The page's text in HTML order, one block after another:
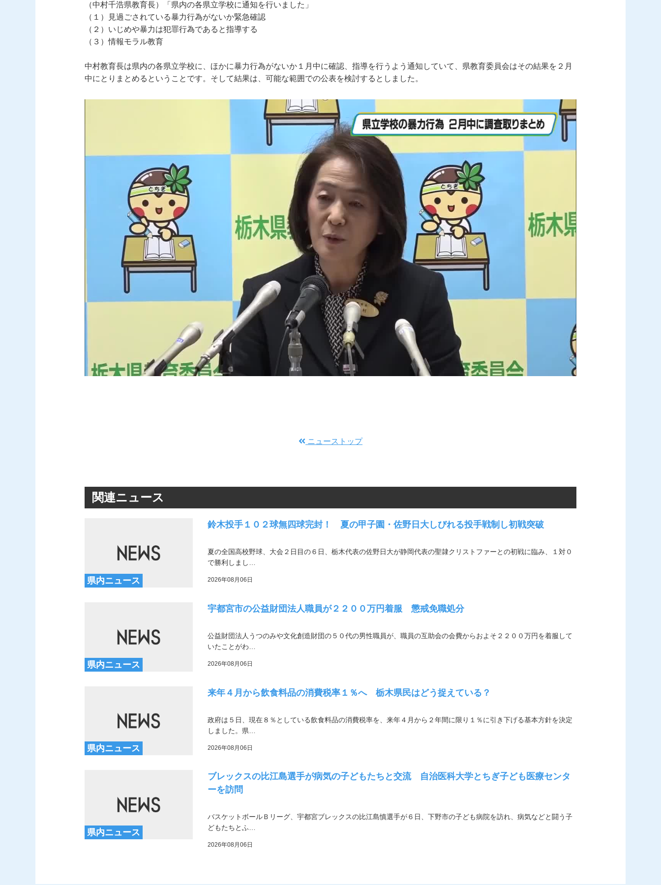
（中村千浩県教育長）「県内の各県立学校に通知を行いました」
（１）見過ごされている暴力行為がないか緊急確認
（２）いじめや暴力は犯罪行為であると指導する
（３）情報モラル教育
中村教育長は県内の各県立学校に、ほかに暴力行為がないか１月中に確認、指導を行うよう通知していて、県教育委員会はその結果を２月
中にとりまとめるということです。そして結果は、可能な範囲での公表を検討するとしました。
ニューストップ
関連ニュース
県内ニュース
鈴木投手１０２球無四球完封！ 夏の甲子園・佐野日大しびれる投手戦制し初戦突破
夏の全国高校野球、大会２日目の６日、栃木代表の佐野日大が静岡代表の聖隷クリストファーとの初戦に臨み、１対０
で勝利しまし…
2026年08月06日
県内ニュース
宇都宮市の公益財団法人職員が２２００万円着服 懲戒免職処分
公益財団法人うつのみや文化創造財団の５０代の男性職員が、職員の互助会の会費からおよそ２２００万円を着服して
いたことがわ…
2026年08月06日
県内ニュース
来年４月から飲食料品の消費税率１％へ 栃木県民はどう捉えている？
政府は５日、現在８％としている飲食料品の消費税率を、来年４月から２年間に限り１％に引き下げる基本方針を決定
しました。県…
2026年08月06日
県内ニュース
ブレックスの比江島選手が病気の子どもたちと交流 自治医科大学とちぎ子ども医療センタ
ーを訪問
バスケットボールＢリーグ、宇都宮ブレックスの比江島慎選手が６日、下野市の子ども病院を訪れ、病気などと闘う子
どもたちとふ…
2026年08月06日